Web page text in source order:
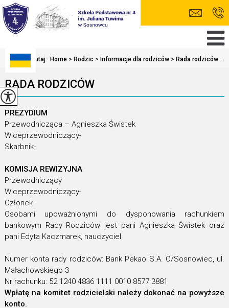
Jesteś tutaj: Home > Rodzic > Informacje dla rodziców > Rada rodziców ...
RADA RODZICÓW
PREZYDIUM
Przewodnicząca – Agnieszka Świstek
Wiceprzewodniczący-
Skarbnik-
KOMISJA REWIZYJNA
Przewodniczący
Wiceprzewodniczący-
Członek -
Osobami upoważnionymi do dysponowania rachunkiem
bankowym Rady Rodziców jest pani Agnieszka Świstek oraz
pani Edyta Kaczmarek, nauczyciel.
Numer konta rady rodziców: Bank Pekao S.A. O/Sosnowiec, ul.
Małachowskiego 3
Nr rachunku: 52 1240 4836 1111 0010 8577 3881
Wpłatę na komitet rodzicielski należy dokonać na powyższe
konto.